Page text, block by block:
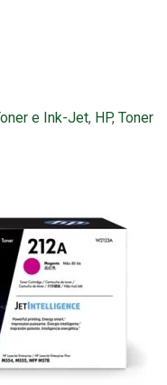
e Ink-Jet, HP, Toner